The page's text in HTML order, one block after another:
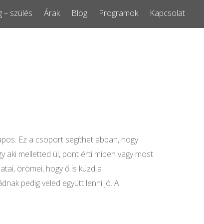
– szülés Árak Blog Programok Kapcsolat
Ez a csoport segíthet abban, hogy
aki melletted ül, pont érti miben vagy most.
örömei, hogy ő is küzd a
pedig veled együtt lenni jó. A